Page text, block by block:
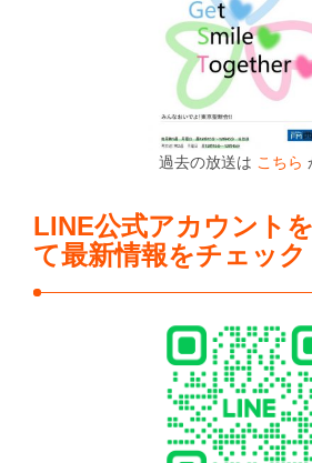
過去の放送は こちら
LINE公式アカウント
て最新情報をチェック